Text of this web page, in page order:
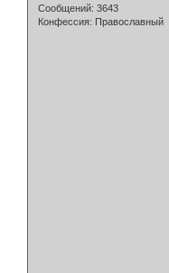
Сообщений: 3643
Конфессия: Православный